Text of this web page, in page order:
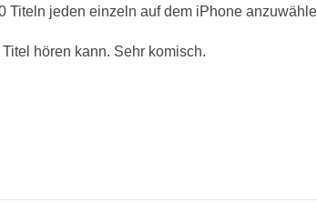
Titeln jeden einzeln auf dem iPhone
hören kann. Sehr komisch.